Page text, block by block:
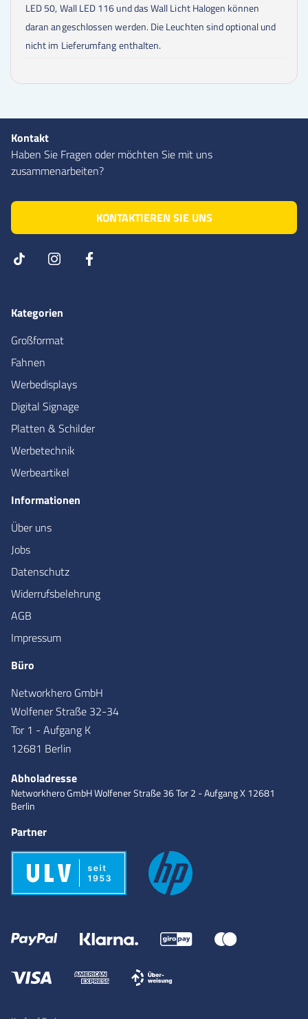
LED 50, Wall LED 116 und das Wall Licht Halogen können
daran angeschlossen werden. Die Leuchten sind optional und
nicht im Lieferumfang enthalten.
Kontakt
Haben Sie Fragen oder möchten Sie mit uns
zusammenarbeiten?
KONTAKTIEREN SIE UNS
Kategorien
Großformat
Fahnen
Werbedisplays
Digital Signage
Platten & Schilder
Werbetechnik
Werbeartikel
Informationen
Über uns
Jobs
Datenschutz
Widerrufsbelehrung
AGB
Impressum
Büro
Networkhero GmbH
Wolfener Straße 32-34
Tor 1 - Aufgang K
12681 Berlin
Abholadresse
Networkhero GmbHWolfener Straße 36Tor 2 - Aufgang X12681
Berlin
Partner